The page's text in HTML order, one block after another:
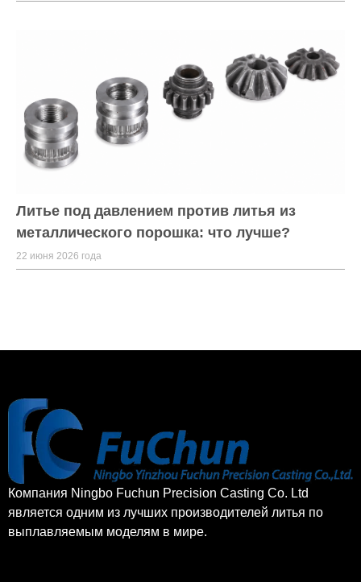
Литье под давлением против литья из
металлического порошка: что лучше?
22 июня 2026 года
Компания Ningbo Fuchun Precision Casting Co. Ltd
является одним из лучших производителей литья по
выплавляемым моделям в мире.